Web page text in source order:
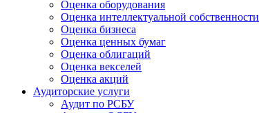
Оценка оборудования
Оценка интеллектуальной собственности
Оценка бизнеса
Оценка ценных бумаг
Оценка облигаций
Оценка векселей
Оценка акций
Аудиторские услуги
Аудит по РСБУ